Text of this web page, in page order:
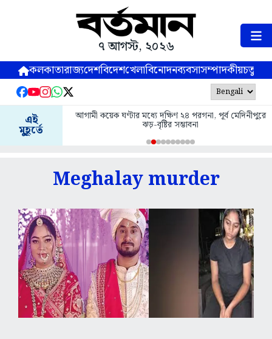
৭ আগস্ট, ২০২৬
কলকাতারাজ্যদেশবিদেশখেলাবিনোদনব্যবসাসম্পাদকীয়
এই
মুহূর্তে
আগামী কয়েক ঘণ্টার মধ্যে দক্ষিণ ২৪ পরগনা, পূর্ব মেদিনীপুরে
ঝড়-বৃষ্টির সম্ভাবনা
Meghalay murder